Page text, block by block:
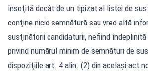
însoţită decât de un tipizat al listei de
conţine nicio semnătură sau vreo altă
susţinătorii candidaturii, nefiind
privind numărul minim de semnături de
dispoziţiile art. 4 alin. (2) din acelaşi act